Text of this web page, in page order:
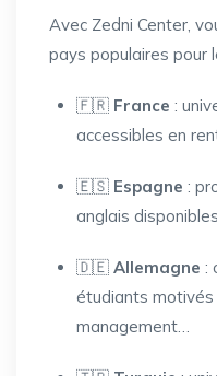
Avec Zedni Center,
pays populaires pour
🇫🇷 France :
accessibles en
🇪🇸 Espagne :
anglais
🇩🇪 Allemagne :
étudiants motivés
management…